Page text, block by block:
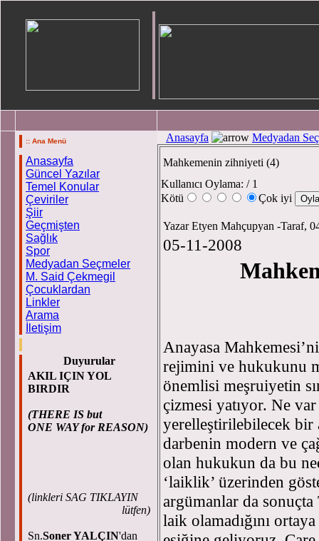
:: Ana Menü
Anasayfa
Güncel Yazılar
Temel Konular
Çeviriler
Şiir
Geçmişten
Sağlık
Spor
Medyadan Seçmeler
M. Said Çekmegil
Çocuklardan
Linkler
Arama
İletişim
Duyurular
AKIL IÇIN YOL
BIRDIR
(THERE IS but
ONE WAY for REASON)
(linkleri SAG TIKLAYIN
lütfen)
Sn.Soner YALÇIN'dan
Anasayfa Medyadan
Mahkemenin zihniyeti (4)
Kullanıcı Oylama: / 1
Kötü
Çok iyi
Yazar Etyen Mahçupyan -Taraf,
05-11-2008
Anayasa
rejimini ve hukukunu
önemlisi meşruiyetin
çizmesi yatıyor. Ne
yerelleştirilebilecek bir
darbenin modern ve
olan hukukun da bu
‘laiklik’ üzerinden
argümanlar da
laik olamadığını